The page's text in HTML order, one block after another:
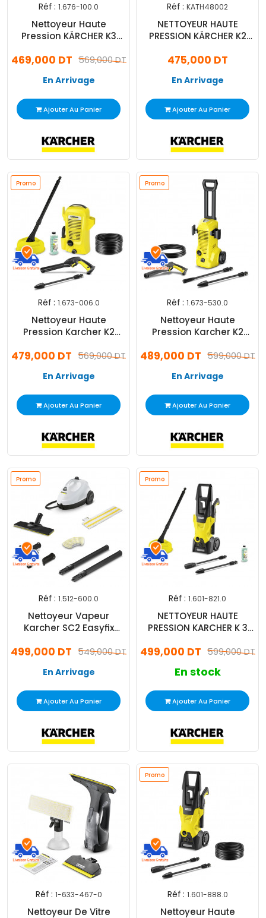
Réf : 1.676-100.0
Nettoyeur Haute
Pression KÄRCHER K3
1.676-100.0569,000 DT
469,000 DT
En Arrivage
Ajouter Au Panier
Réf : KATH48002
NETTOYEUR HAUTE
PRESSION KÄRCHER K2
428.0
475,000 DT
En Arrivage
Ajouter Au Panier
Promo
Réf : 1.673-006.0
Nettoyeur Haute
Pression Karcher K2
1400W Jaune569,000 DT
479,000 DT
En Arrivage
Ajouter Au Panier
Promo
Réf : 1.673-530.0
Nettoyeur Haute
Pression Karcher K2
599,000 DT
489,000 DT
En Arrivage
Ajouter Au Panier
Promo
Réf : 1.512-600.0
Nettoyeur Vapeur
Karcher SC2 Easyfix
549,000 DT
499,000 DT
En Arrivage
Ajouter Au Panier
Promo
Réf : 1.601-821.0
NETTOYEUR HAUTE
PRESSION KARCHER K 3
599,000 DT
499,000 DT
En stock
Ajouter Au Panier
Réf : 1-633-467-0
Nettoyeur De Vitre
Promo
Réf : 1.601-888.0
Nettoyeur Haute